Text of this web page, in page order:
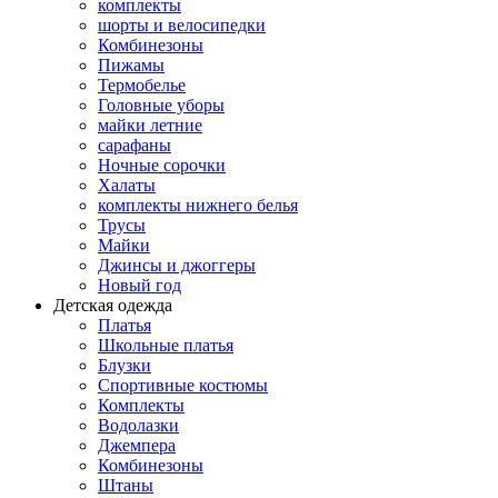
комплекты
шорты и велосипедки
Комбинезоны
Пижамы
Термобелье
Головные уборы
майки летние
сарафаны
Ночные сорочки
Халаты
комплекты нижнего белья
Трусы
Майки
Джинсы и джоггеры
Новый год
Детская одежда
Платья
Школьные платья
Блузки
Спортивные костюмы
Комплекты
Водолазки
Джемпера
Комбинезоны
Штаны